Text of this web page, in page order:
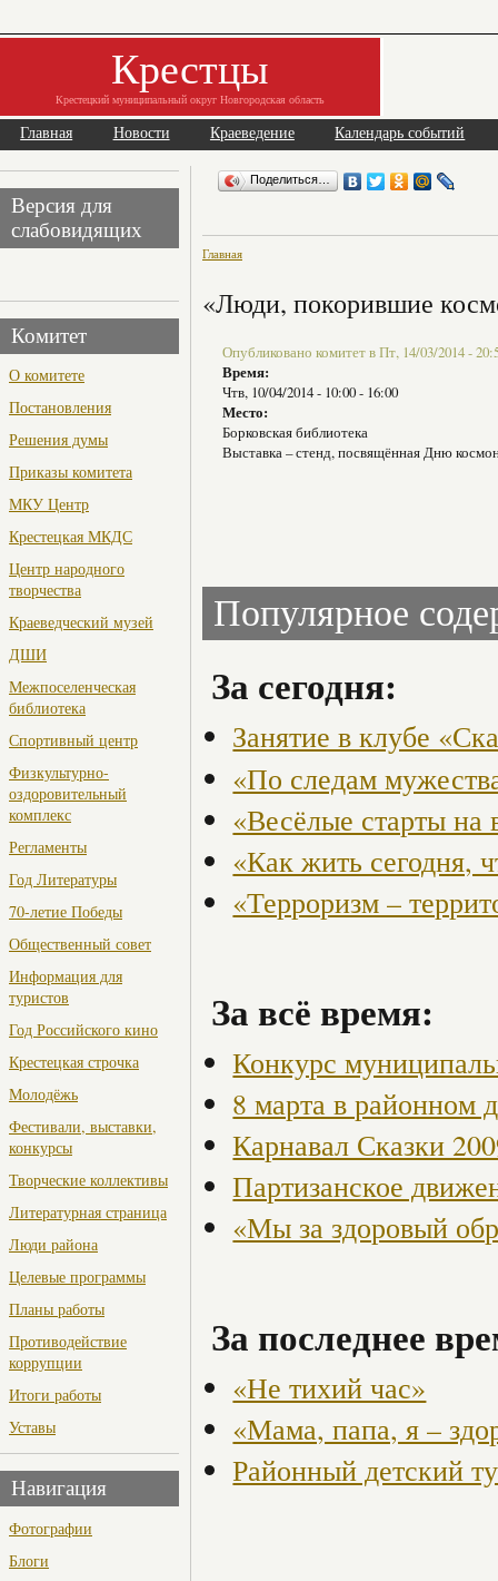
Крестцы
Крестецкий муниципальный округ Новгородская область
Главная Новости Краеведение Календарь событий
Версия для
слабовидящих
Комитет
О комитете
Постановления
Решения думы
Приказы комитета
МКУ Центр
Крестецкая МКДС
Центр народного
творчества
Краеведческий музей
ДШИ
Межпоселенческая
библиотека
Спортивный центр
Физкультурно-
оздоровительный
комплекс
Регламенты
Год Литературы
70-летие Победы
Общественный совет
Информация для
туристов
Год Российского кино
Крестецкая строчка
Молодёжь
Фестивали, выставки,
конкурсы
Творческие коллективы
Литературная страница
Люди района
Целевые программы
Планы работы
Противодействие
коррупции
Итоги работы
Уставы
Навигация
Фотографии
Блоги
Поделиться…
Главная
«Люди, покорившие
Опубликовано комитет в Пт, 14/03/2014 -
Время:
Чтв, 10/04/2014 - 10:00- 16:00
Место:
Борковская библиотека
Выставка – стенд, посвящённая Дню
Популярное
За сегодня:
Занятие в клубе
«По следам
«Весёлые старты на
«Как жить сегодня,
«Терроризм –
За всё время:
Конкурс
8 марта в районном
Карнавал Сказки
Партизанское
«Мы за здоровый
За последнее
«Не тихий час»
«Мама, папа, я –
Районный детский